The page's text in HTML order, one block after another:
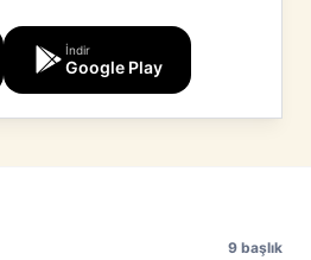
İndir
Google Play
9 başlık